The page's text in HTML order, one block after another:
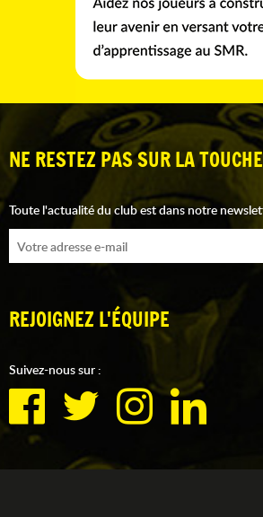
NE RESTEZ PAS SUR LA TOUCHE
Toute l'actualité du club est dans notre
REJOIGNEZ L'ÉQUIPE
Suivez-nous sur :